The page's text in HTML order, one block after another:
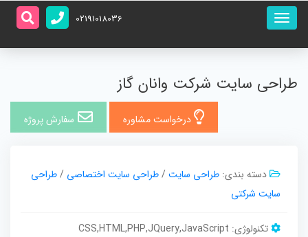
منو
اصلی
02191018036
طراحی سایت شرکت وانان گاز
درخواست مشاوره سفارش پروژه
دسته بندی: طراحی سایت/طراحی سایت اختصاصی /طراحی
سایت شرکتی
تکنولوژی: CSS,HTML,PHP,JQuery,JavaScript